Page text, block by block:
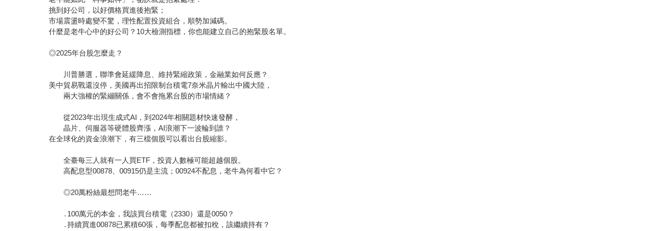
挑到好公司，以好價格買進後抱緊；
市場震盪時處變不驚，理性配置投資組合，順勢加減碼。
什麼是老牛心中的好公司？10大檢測指標，你也能建立自己的抱緊股名單。
◎2025年台股怎麼走？
川普勝選，聯準會延緩降息、維持緊縮政策，金融業如何反應？
美中貿易戰還沒停，美國再出招限制台積電7奈米晶片輸出中國大陸，
兩大強權的緊繃關係，會不會拖累台股的市場情緒？
從2023年出現生成式AI，到2024年相關題材快速發酵，
晶片、伺服器等硬體股齊漲，AI浪潮下一波輪到誰？
在全球化的資金浪潮下，有三檔個股可以看出台股縮影。
全臺每三人就有一人買ETF，投資人數極可能超越個股。
高配息型00878、00915仍是主流；00924不配息，老牛為何看中它？
◎20萬粉絲最想問老牛……
․100萬元的本金，我該買台積電（2330）還是0050？
․持續買進00878已累積60張，每季配息都被扣稅，該繼續持有？